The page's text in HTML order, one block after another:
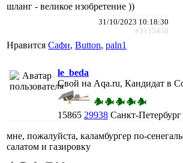
шланг - великое изобретение ))
31/10/2023 10:18:30
#3115438
Нравится Сафи, Button, paln1
le_beda
Свой на Aqa.ru, Кандидат в
15865 29938 Санкт-Петербург
мне, пожалуйста, каламбургер по-
салатом и газировку